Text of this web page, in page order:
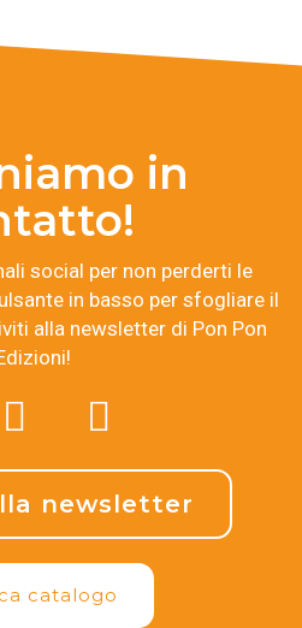
in
social per non perderti le
in basso per sfogliare il
alla newsletter di Pon Pon
newsletter
catalogo